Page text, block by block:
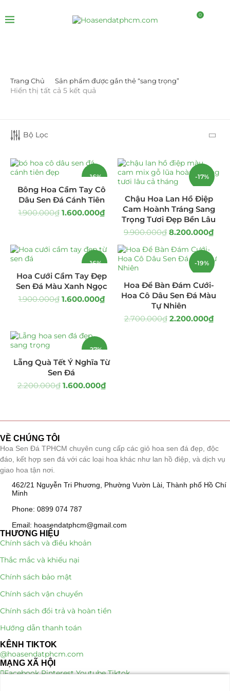
0
LỌC BỞI GIÁ
LỌC
DANH MỤC SẢN PHẨM
Giá Sỉ Đại Lý
(137)
Chậu Sen Đá Mini
(289)
Lan Hồ Điệp Truyền Thống
Lũa Hồ Điệp Sen Đá
Tiểu Cảnh Lan Sen Đá
Hoa Tặng 14/2
Hoa Tặng 20/10 (33)
Quà Tặng
Quà Tặng Khách Hàng
Quà Tặng Sếp
Quà Tặng 20 11
Sen Đá DECOR
Bình Hoa Sen Đá
Bó Hoa Sen Đá
Trang Chủ Sản phẩm được gắn thẻ “sang trọng”
Hiển thị tất cả 5 kết quả
Bộ Lọc
-16%
Bông Hoa Cầm Tay Cô
Dâu Sen Đá Cánh Tiên
1.900.000₫ 1.600.000₫
-17%
Chậu Hoa Lan Hồ Điệp
Cam Hoành Tráng Sang
Trọng Tươi Đẹp Bền Lâu
9.900.000₫ 8.200.000₫
-16%
Hoa Cưới Cầm Tay Đẹp
Sen Đá Màu Xanh Ngọc
1.900.000₫ 1.600.000₫
-19%
Hoa Để Bàn Đám Cưới-
Hoa Cô Dâu Sen Đá Màu
Tự Nhiên
2.700.000₫ 2.200.000₫
-27%
Lẵng Quà Tết Ý Nghĩa Từ
Sen Đá
2.200.000₫ 1.600.000₫
VỀ CHÚNG TÔI
Hoa Sen Đá TPHCM chuyên cung cấp các giỏ hoa sen đá đẹp, độc
đáo, kết hợp sen đá với các loại hoa khác như lan hồ điệp, và dịch vụ
giao hoa tận nơi.
462/21 Nguyễn Tri Phương, Phường Vườn Lài, Thành phố Hồ Chí
Minh
Phone: 0899 074 787
Email: hoasendatphcm@gmail.com
THƯƠNG HIỆU
Chính sách và điều khoản
Thắc mắc và khiếu nại
Chính sách bảo mật
Chính sách vận chuyển
Chính sách đổi trả và hoàn tiền
Hướng dẫn thanh toán
KÊNH TIKTOK
@hoasendatphcm.com
MẠNG XÃ HỘI
Facebook Pinterest Youtube Tiktok